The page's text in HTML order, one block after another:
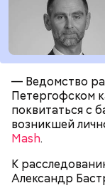
— Ведомство
Петергофском
поквитаться с
возникшей
Mash.
К
Александр
Оплата
банковскую
пачка печенья.
информации,
мог быть
псевдониму
Одним из своих
считал
гордился, что
брата, когда
вымещать на